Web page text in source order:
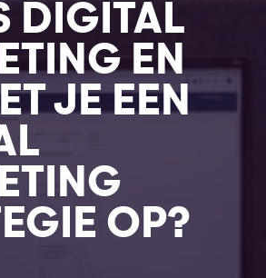
DIGITAL
EN
JE EEN
OP?